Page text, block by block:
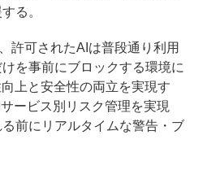
る。
許可されたAIは普段通り利用
を事前にブロックする環境に
上と安全性の両立を実現す
ービス別リスク管理を実現
前にリアルタイムな警告・ブ